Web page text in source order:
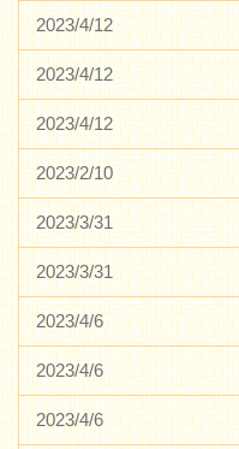
2023/4/12
2023/4/12
2023/4/12
2023/2/10
2023/3/31
2023/3/31
2023/4/6
2023/4/6
2023/4/6